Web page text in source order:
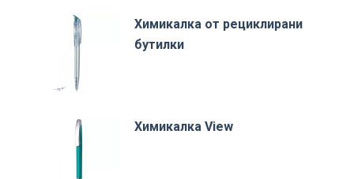
Химикалка от рециклирани
бутилки
Химикалка View